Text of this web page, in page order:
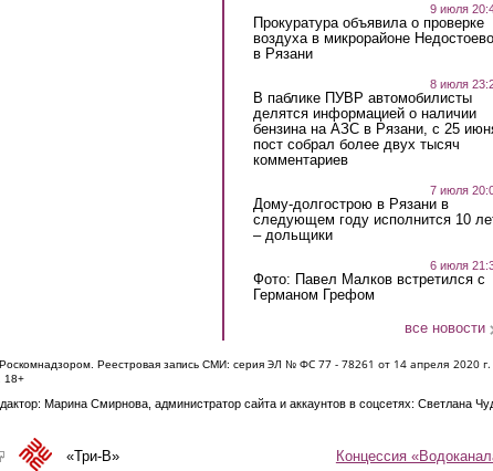
9 июля
Прокуратура объявила о проверке
воздуха в микрорайоне Недостоево
в Рязани
8 июля
В паблике ПУВР автомобилисты
делятся информацией о наличии
бензина на АЗС в Рязани, с 25
пост собрал более двух тысяч
комментариев
7 июля
Дому-долгострою в Рязани в
следующем году исполнится 10
– дольщики
6 июля
Фото: Павел Малков встретился с
Германом Грефом
все новости
Реестровая запись СМИ: серия ЭЛ № ФС 77 - 78261 от 14 апреля 2020 г.
sends e-mail)
18+
Марина Смирнова, администратор сайта и аккаунтов в соцсетях: Светлана
Концессия
is external)«Три-В»